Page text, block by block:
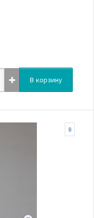
В корзину
8